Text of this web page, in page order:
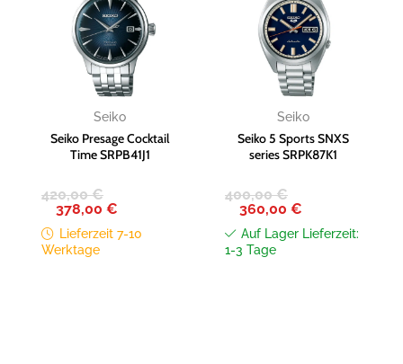
Zur
Wunschliste
hinzufügen
Seiko
Seiko Presage Cocktail
Time SRPB41J1
420,00€
Ursprünglicher
Preis
war:
420,00 €
378,00 €
ist:
378,00 €.
Lieferzeit 7-10
Werktage
Zur
Wunschliste
hinzufügen
Seiko
Seiko 5 Sports SNXS
series SRPK87K1
400,00€
Ursprünglicher
Preis
war:
400,00 €
360,00 €
ist:
360,00 €.
Auf Lager Lieferzeit:
1-3 Tage